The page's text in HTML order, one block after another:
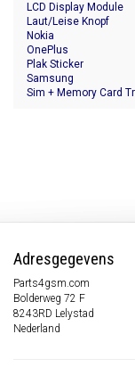
LCD Display Module
Laut/Leise Knopf
Nokia
OnePlus
Plak Sticker
Samsung
Sim + Memory Card
Adresgegevens
Parts4gsm.com
Bolderweg 72 F
8243RD Lelystad
Nederland